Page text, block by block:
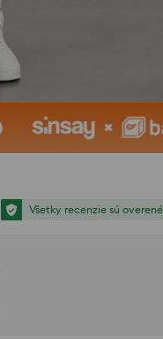
Všetky recenzie sú overené